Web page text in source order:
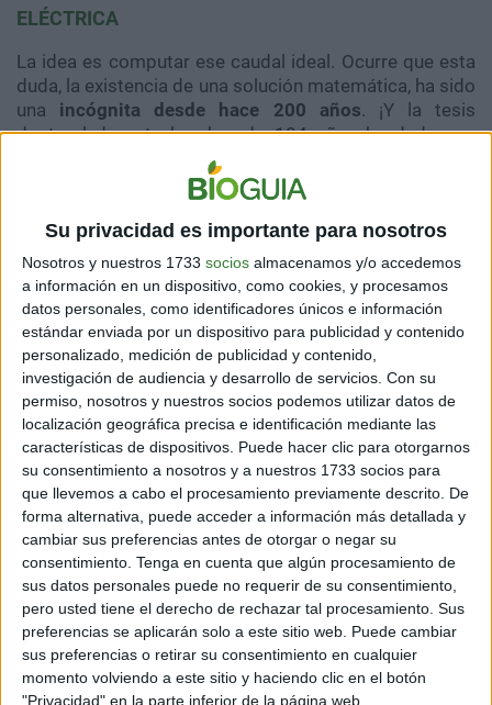
Su privacidad es importante para nosotros
Nosotros y nuestros 1733 socios almacenamos y/o accedemos
a información en un dispositivo, como cookies, y procesamos
datos personales, como identificadores únicos e información
estándar enviada por un dispositivo para publicidad y contenido
personalizado, medición de publicidad y contenido,
investigación de audiencia y desarrollo de servicios. Con su
permiso, nosotros y nuestros socios podemos utilizar datos de
localización geográfica precisa e identificación mediante las
características de dispositivos. Puede hacer clic para otorgarnos
su consentimiento a nosotros y a nuestros 1733 socios para
que llevemos a cabo el procesamiento previamente descrito. De
forma alternativa, puede acceder a información más detallada y
cambiar sus preferencias antes de otorgar o negar su
consentimiento. Tenga en cuenta que algún procesamiento de
sus datos personales puede no requerir de su consentimiento,
pero usted tiene el derecho de rechazar tal procesamiento. Sus
preferencias se aplicarán solo a este sitio web. Puede cambiar
sus preferencias o retirar su consentimiento en cualquier
momento volviendo a este sitio y haciendo clic en el botón
"Privacidad" en la parte inferior de la página web.
ELÉCTRICA
La idea es computar ese caudal ideal. Ocurre que esta
duda, la existencia de una solución matemática, ha sido
una incógnita desde hace 200 años. ¡Y la tesis
doctoral de este hombre de 104 años ha dado una
contestación al respecto!
Esta tesis aún está en discusión. Sucede que los
trabajos doctorales son revisados en detalle
implicando muchas consultas entre el jurado y quienes
presentan el trabajo. No obstante, ya se tienen buenas
noticias y puntos a favor.
Lucio Chiquito Caicedo
asevera que el tip de su
longevidad es:bañarse con agua fría, alimentarse con
frutas y estudiar siempre. Dice que lo peor para la
vejez es caer en la inactividad. Por eso es que ha
logrado hacer su labor de doctorado con más de cien
años.